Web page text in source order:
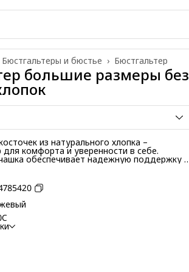
Бюстгальтер
Бюстгальтеры и бюстье ›
большие размеры без
из натурального хлопка –
комфорта и уверенности в себе.
обеспечивает надежную поддержку и
всего дня, а отсутствие косточек
свободу движений. Модель с гладкой
материалом подходит для
а также для офиса и дома. Бюстгальтер
размерах и обладает корректирующим
его идеальным вариантом для женщин,
стиль.